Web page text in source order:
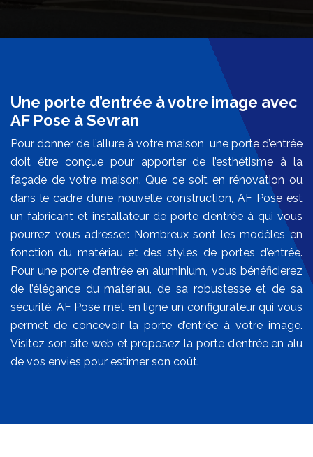
Une porte d’entrée à votre image avec
AF Pose à Sevran
Pour donner de l’allure à votre maison, une porte d’entrée
doit être conçue pour apporter de l’esthétisme à la
façade de votre maison. Que ce soit en rénovation ou
dans le cadre d’une nouvelle construction, AF Pose est
un fabricant et installateur de porte d’entrée à qui vous
pourrez vous adresser. Nombreux sont les modèles en
fonction du matériau et des styles de portes d’entrée.
Pour une porte d’entrée en aluminium, vous bénéficierez
de l’élégance du matériau, de sa robustesse et de sa
sécurité. AF Pose met en ligne un configurateur qui vous
permet de concevoir la porte d’entrée à votre image.
Visitez son site web et proposez la porte d’entrée en alu
de vos envies pour estimer son coût.